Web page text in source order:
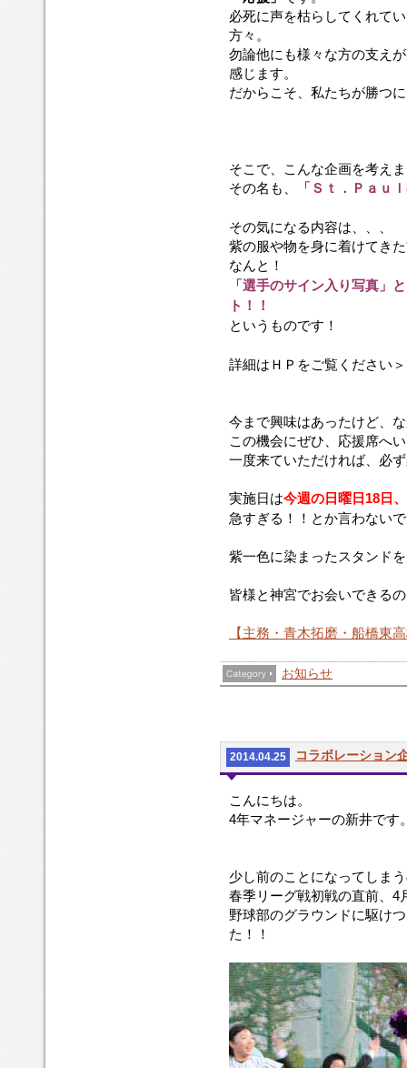
必死に声を枯らしてくれて
方々。
勿論他にも様々な方の支え
感じます。
だからこそ、私たちが勝つ
そこで、こんな企画を考え
その名も、
「Ｓｔ．Ｐａｕ
その気になる内容は、、、
紫の服や物を身に着けてき
なんと！
「選手のサイン入り写真」
ト！！
というものです！
詳細はＨＰをご覧ください
今まで興味はあったけど、
この機会にぜひ、応援席へ
一度来ていただければ、必
実施日は今週の日曜日18日
急すぎる！！とか言わない
紫一色に染まったスタンド
皆様と神宮でお会いできる
【主務・青木拓磨・船橋東
お知らせ
2014.04.25 コラボレーション
こんにちは。
4年マネージャーの新井です
少し前のことになってしま
春季リーグ戦初戦の直前、4
野球部のグラウンドに駆け
た！！